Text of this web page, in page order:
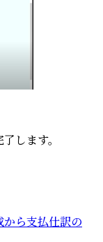
します。
ら支払仕訳の